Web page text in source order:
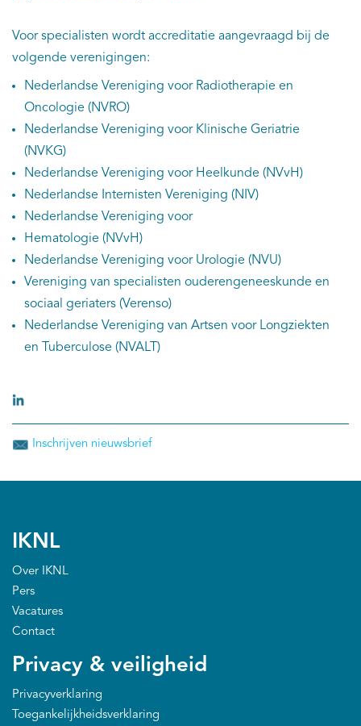
Voor specialisten wordt accreditatie aangevraagd bij de
volgende verenigingen:
Nederlandse Vereniging voor Radiotherapie en
Oncologie (NVRO)
Nederlandse Vereniging voor Klinische Geriatrie
(NVKG)
Nederlandse Vereniging voor Heelkunde (NVvH)
Nederlandse Internisten Vereniging (NIV)
Nederlandse Vereniging voor
Hematologie (NVvH)
Nederlandse Vereniging voor Urologie (NVU)
Vereniging van specialisten ouderengeneeskunde en
sociaal geriaters (Verenso)
Nederlandse Vereniging van Artsen voor Longziekten
en Tuberculose (NVALT)
Inschrijven nieuwsbrief
IKNL
Over IKNL
Pers
Vacatures
Contact
Privacy & veiligheid
Privacyverklaring
Toegankelijkheidsverklaring